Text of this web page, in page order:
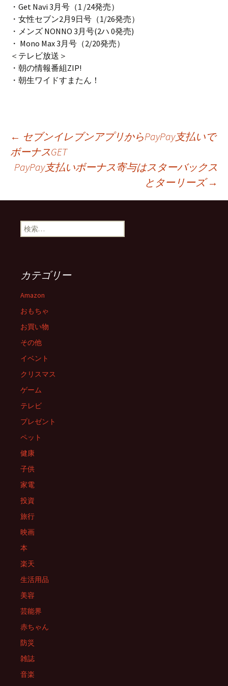
・Get Navi 3月号（1 /24発売）
・女性セブン2月9日号（1/26発売）
・メンズ NONNO 3月号(2ハ 0発売)
・ Mono Max 3月号（2/20発売）
＜テレビ放送＞
・朝の情報番組ZIP!
・朝生ワイドすまたん！
投
稿
ナ
ビ
ゲ
ー
シ
ョ
ン
← セブンイレブンアプリからPayPay支払いで
ボーナスGET
PayPay支払いボーナス寄与はスターバックス
とターリーズ→
検
索:
カテゴリー
Amazon
おもちゃ
お買い物
その他
イベント
クリスマス
ゲーム
テレビ
プレゼント
ペット
健康
子供
家電
投資
旅行
映画
本
楽天
生活用品
美容
芸能界
赤ちゃん
防災
雑誌
音楽